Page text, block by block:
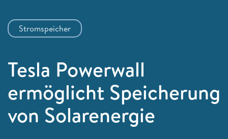
Stromspeicher
Tesla Powerwall
ermöglicht Speicherung
von Solarenergie